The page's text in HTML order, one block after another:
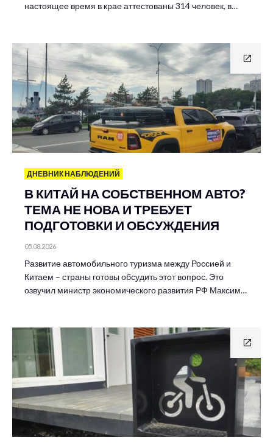
настоящее время в крае аттестованы 314 человек, в…
ДНЕВНИК НАБЛЮДЕНИЙ
В КИТАЙ НА СОБСТВЕННОМ АВТО?
ТЕМА НЕ НОВА И ТРЕБУЕТ
ПОДГОТОВКИ И ОБСУЖДЕНИЯ
05.08.2026
Развитие автомобильного туризма между Россией и
Китаем – страны готовы обсудить этот вопрос. Это
озвучил министр экономического развития РФ Максим…